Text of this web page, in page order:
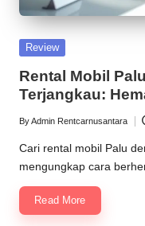
M
o
b
il
-
S
o
l
untuk
perjalanan
Anda,
kapan
saja.
Posted
Review
Rental Mobil
Terjangkau:
Posted
by
ByAdmin Rentcarnusantara
Cari rental mobil Palu
mengungkap cara
Read More